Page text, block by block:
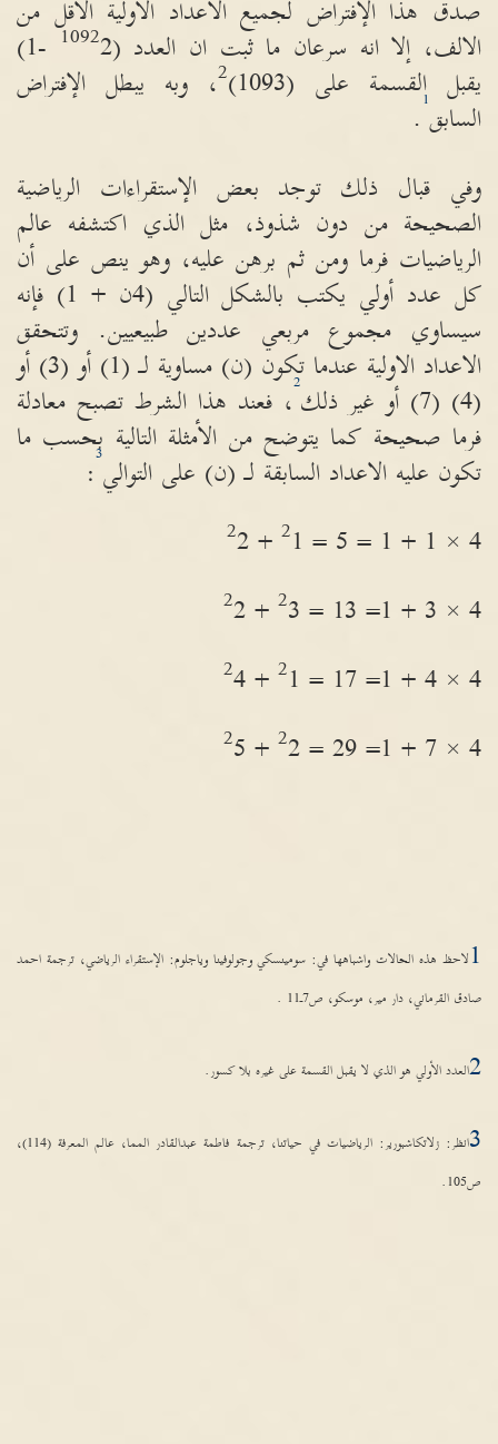
صدق هذا الإفتراض لجميع الاعداد الأولية الاقل من
الالف، إلا انه سرعان ما ثبت ان العدد (
10922 -1)
يقبل القسمة على (1093)
2، وبه يبطل الإفتراض
السابق1
.
وفي قبال ذلك توجد بعض الإستقراءات الرياضية
الصحيحة من دون شذوذ، مثل الذي اكتشفه عالم
الرياضيات فرما ومن ثم برهن عليه، وهو ينص على أن
كل عدد أولي يكتب بالشكل التالي (4 ن+ 1)
فإنه
سيساوي مجموع مربعي عددين طبيعيين. وتتحقق
الاعداد الاولية عندما تكون (ن) مساوية لـ (1) أو (3)
أو
(4) (7)
أو غير ذلك2، فعند هذا الشرط تصبح معادلة
فرما صحيحة كما يتوضح من الأمثلة التالية بحسب ما
تكون عليه الاعداد السابقة لـ (ن) على التوالي3
:
4 × 1 + 1 = 5 =
21 +
22
4 × 3 + 1= 13 =
23 +
22
4 × 4 + 1= 17 =
21 +
24
4 × 7 + 1= 29 =
22 +
25
1لاحظ هذه الحالات واشباهها في: سومينسكي وجولوفينا وياجلوم:الإستقراء الرياضي، ترجمة احمد
صادق القرماني، دار مير، موسكو، ص7ـ11 .
2العدد الأولي هو الذي لا يقبل القسمة على غيره بلا كسور.
3انظر:زلاتكاشبورير:الرياضيات في حياتنا، ترجمة فاطمة عبدالقادر المما، عالم المعرفة (114)
،
ص105.